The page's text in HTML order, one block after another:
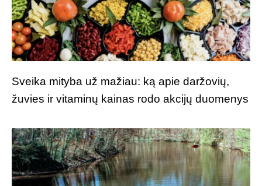
Sveika mityba už mažiau: ką apie daržovių,
žuvies ir vitaminų kainas rodo akcijų duomenys